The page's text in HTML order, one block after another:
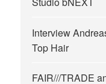
Interview
Top Hair
FAIR///TRADE